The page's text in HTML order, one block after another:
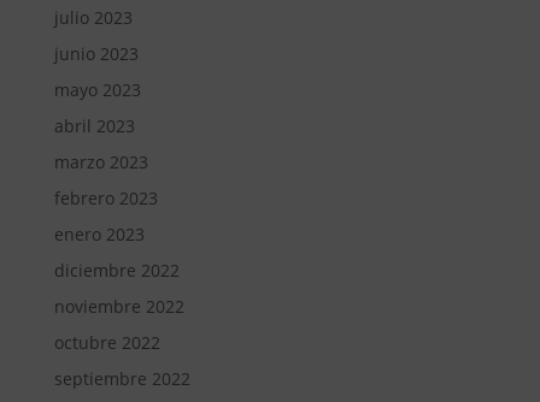
julio 2023
junio 2023
mayo 2023
abril 2023
marzo 2023
febrero 2023
enero 2023
diciembre 2022
noviembre 2022
octubre 2022
septiembre 2022